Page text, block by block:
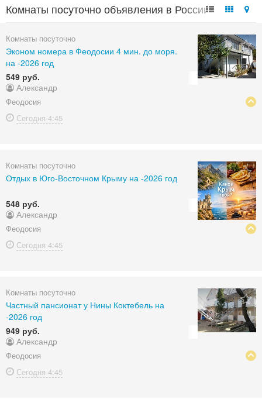
Комнаты посуточно объявления в России
Комнаты посуточно
Эконом номера в Феодосии 4 мин. до моря.
на -2026 год
549 руб.
Александр
Феодосия
Сегодня 4:45
Комнаты посуточно
Отдых в Юго-Восточном Крыму на -2026 год
548 руб.
Александр
Феодосия
Сегодня 4:45
Комнаты посуточно
Частный пансионат у Нины Коктебель на
-2026 год
949 руб.
Александр
Феодосия
Сегодня 4:45